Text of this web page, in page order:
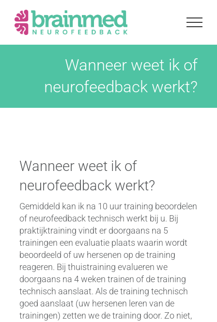
naar
inhoud
Wanneer weet ik of
neurofeedback werkt?
Wanneer weet ik of
neurofeedback werkt?
Gemiddeld kan ik na 10 uur training beoordelen
of neurofeedback technisch werkt bij u. Bij
praktijktraining vindt er doorgaans na 5
trainingen een evaluatie plaats waarin wordt
beoordeeld of uw hersenen op de training
reageren. Bij thuistraining evalueren we
doorgaans na 4 weken trainen of de training
technisch aanslaat. Als de training technisch
goed aanslaat (uw hersenen leren van de
trainingen) zetten we de training door. Zo niet,